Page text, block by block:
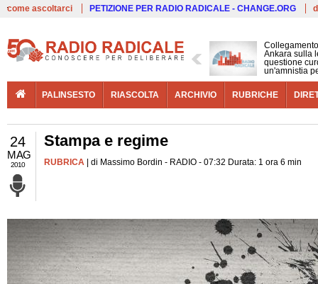
come ascoltarci PETIZIONE PER RADIO RADICALE - CHANGE.ORG
Ankara sulla
questione
un'amnistia
PALINSESTO RIASCOLTA ARCHIVIO RUBRICHE
24
MAG
2010
Stampa e regime
RUBRICA | di Massimo Bordin - RADIO - 07:32 Durata: 1 ora 6 min